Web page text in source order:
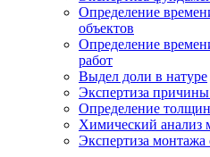
Определение
объектов
Определение
работ
Выдел доли в натуре
Экспертиза причины
Определение
Химический анализ
Экспертиза монтажа